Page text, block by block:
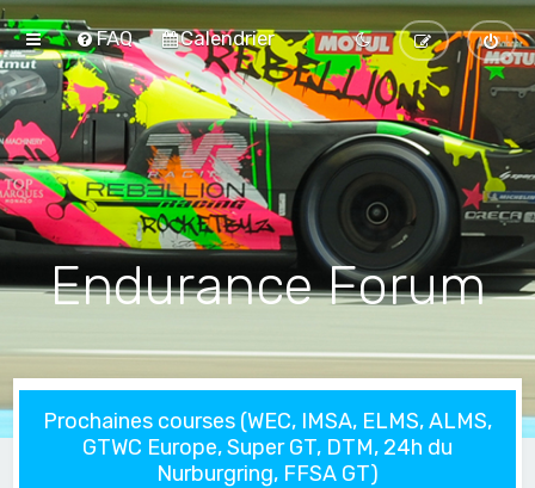
FAQ Calendrier
Endurance Forum
Prochaines courses (WEC, IMSA, ELMS, ALMS,
GTWC Europe, Super GT, DTM, 24h du
Nurburgring, FFSA GT)